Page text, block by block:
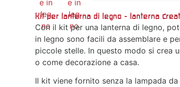
Kit per lanterna di legno - lanterna
Con il kit per una lanterna di legno,
in legno sono facili da assemblare e
piccole stelle. In questo modo si crea
o come decorazione a casa.
Il kit viene fornito senza la lampada